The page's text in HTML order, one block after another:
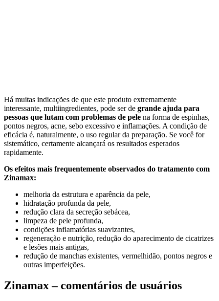
Há muitas indicações de que este produto extremamente
interessante, multiingredientes, pode ser de grande ajuda para
pessoas que lutam com problemas de pele na forma de espinhas,
pontos negros, acne, sebo excessivo e inflamações. A condição de
eficácia é, naturalmente, o uso regular da preparação. Se você for
sistemático, certamente alcançará os resultados esperados
rapidamente.
Os efeitos mais frequentemente observados do tratamento com
Zinamax:
melhoria da estrutura e aparência da pele,
hidratação profunda da pele,
redução clara da secreção sebácea,
limpeza de pele profunda,
condições inflamatórias suavizantes,
regeneração e nutrição, redução do aparecimento de cicatrizes
e lesões mais antigas,
redução de manchas existentes, vermelhidão, pontos negros e
outras imperfeições.
Zinamax – comentários de usuários